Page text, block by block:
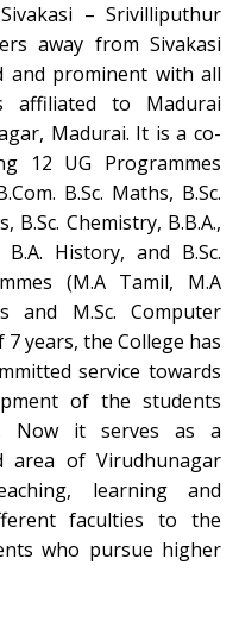
– Srivilliputhur
away from Sivakasi
and prominent with all
affiliated to Madurai
Madurai. It is a co-
12 UG Programmes
B.Sc. Maths, B.Sc.
B.Sc. Chemistry, B.B.A.,
B.A. History, and B.Sc.
(M.A Tamil, M.A
and M.Sc. Computer
years, the College has
service towards
of the students
Now it serves as a
area of Virudhunagar
learning and
faculties to the
who pursue higher